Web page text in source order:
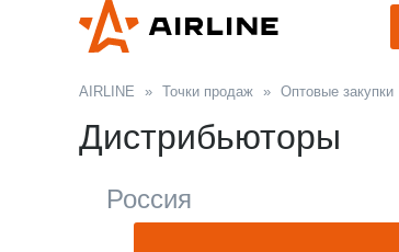
AIRLINE » Точки продаж » Оптовые закупки
Дистрибьюторы
Россия